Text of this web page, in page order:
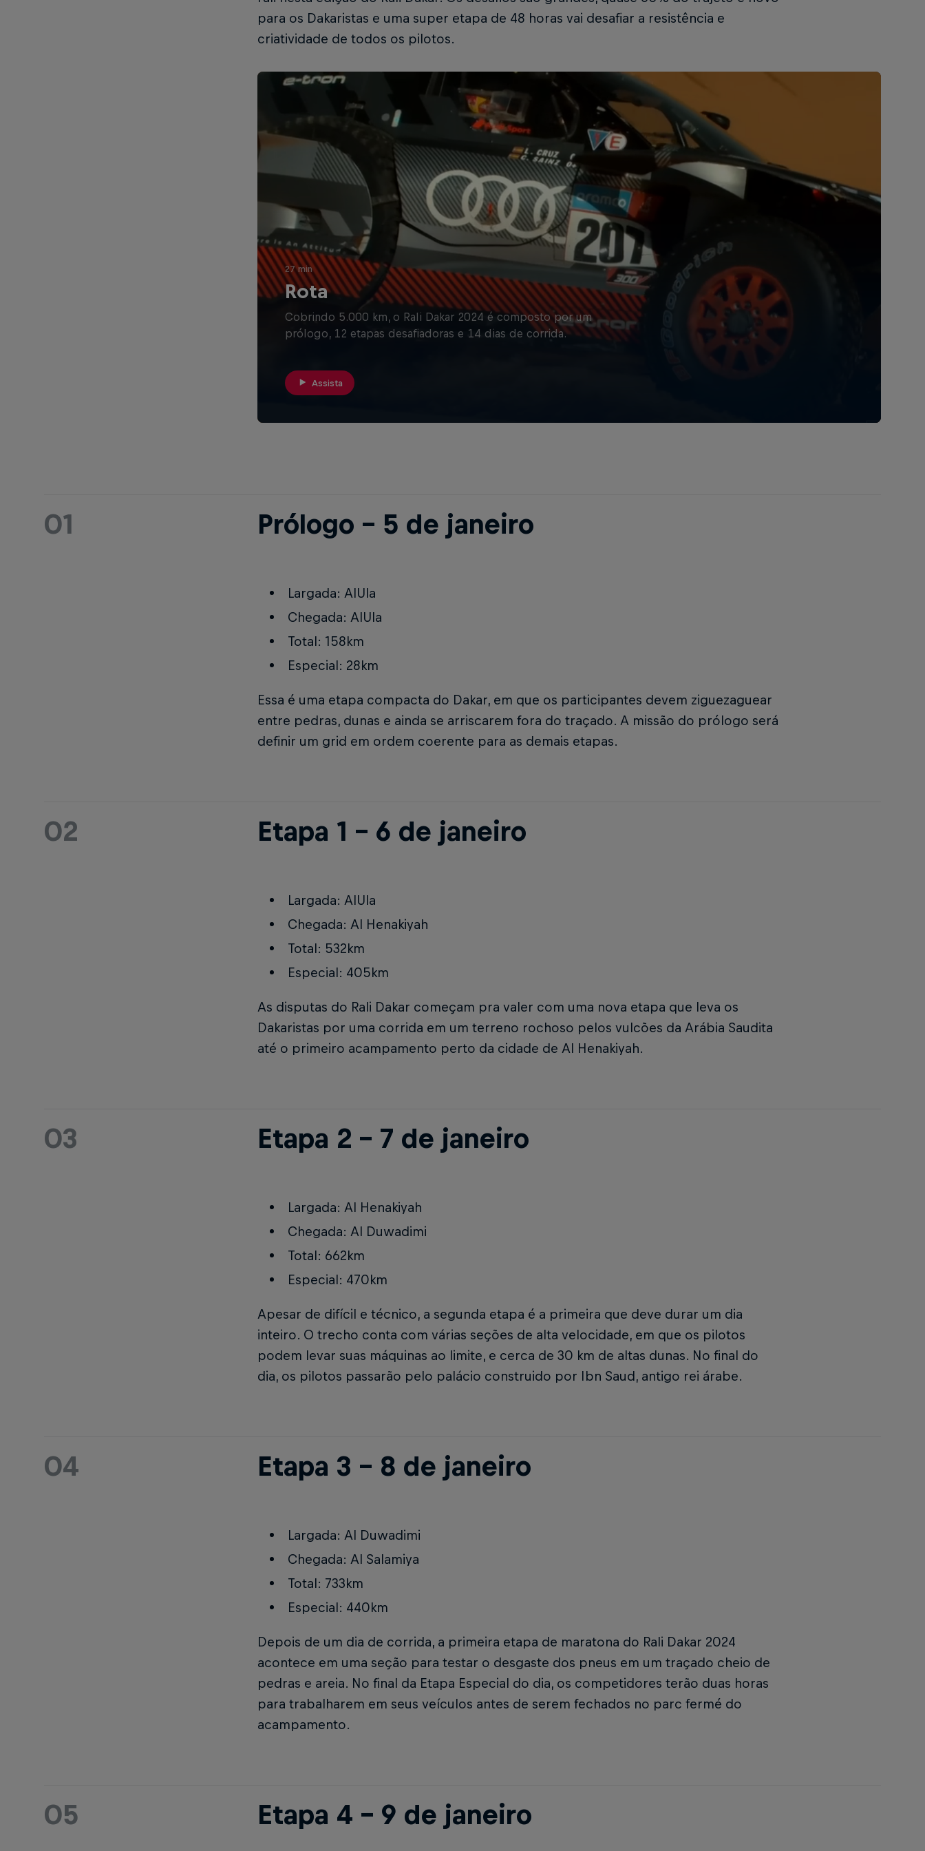
para os Dakaristas e uma super etapa de 48 horas vai desafiar a resistência e
criatividade de todos os pilotos.
27 min
Rota
Cobrindo 5.000 km, o Rali Dakar 2024 é composto por um
prólogo, 12 etapas desafiadoras e 14 dias de corrida.
Assista
01 Prólogo – 5 de janeiro
Largada: AlUla
Chegada: AlUla
Total: 158km
Especial: 28km
Essa é uma etapa compacta do Dakar, em que os participantes devem ziguezaguear
entre pedras, dunas e ainda se arriscarem fora do traçado. A missão do prólogo será
definir um grid em ordem coerente para as demais etapas.
02 Etapa 1 – 6 de janeiro
Largada: AlUla
Chegada: Al Henakiyah
Total: 532km
Especial: 405km
As disputas do Rali Dakar começam pra valer com uma nova etapa que leva os
Dakaristas por uma corrida em um terreno rochoso pelos vulcões da Arábia Saudita
até o primeiro acampamento perto da cidade de Al Henakiyah.
03 Etapa 2 – 7 de janeiro
Largada: Al Henakiyah
Chegada: Al Duwadimi
Total: 662km
Especial: 470km
Apesar de difícil e técnico, a segunda etapa é a primeira que deve durar um dia
inteiro. O trecho conta com várias seções de alta velocidade, em que os pilotos
podem levar suas máquinas ao limite, e cerca de 30 km de altas dunas. No final do
dia, os pilotos passarão pelo palácio construido por Ibn Saud, antigo rei árabe.
04 Etapa 3 – 8 de janeiro
Largada: Al Duwadimi
Chegada: Al Salamiya
Total: 733km
Especial: 440km
Depois de um dia de corrida, a primeira etapa de maratona do Rali Dakar 2024
acontece em uma seção para testar o desgaste dos pneus em um traçado cheio de
pedras e areia. No final da Etapa Especial do dia, os competidores terão duas horas
para trabalharem em seus veículos antes de serem fechados no parc fermé do
acampamento.
05 Etapa 4 – 9 de janeiro